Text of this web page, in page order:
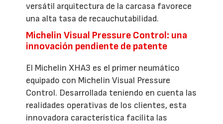
versátil arquitectura de la carcasa favorece
una alta tasa de recauchutabilidad.
Michelin Visual Pressure Control: una
innovación pendiente de patente
El Michelin XHA3 es el primer neumático
equipado con Michelin Visual Pressure
Control. Desarrollada teniendo en cuenta las
realidades operativas de los clientes, esta
innovadora característica facilita las